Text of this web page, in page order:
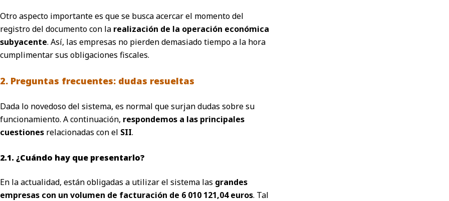
Otro aspecto importante es que se busca acercar el momento del
registro del documento con la realización de la operación económica
subyacente. Así, las empresas no pierden demasiado tiempo a la hora
cumplimentar sus obligaciones fiscales.
2. Preguntas frecuentes: dudas resueltas
Dada lo novedoso del sistema, es normal que surjan dudas sobre su
funcionamiento. A continuación, respondemos a las principales
cuestiones relacionadas con el SII.
2.1. ¿Cuándo hay que presentarlo?
En la actualidad, están obligadas a utilizar el sistema las grandes
empresas con un volumen de facturación de 6 010 121,04 euros. Tal